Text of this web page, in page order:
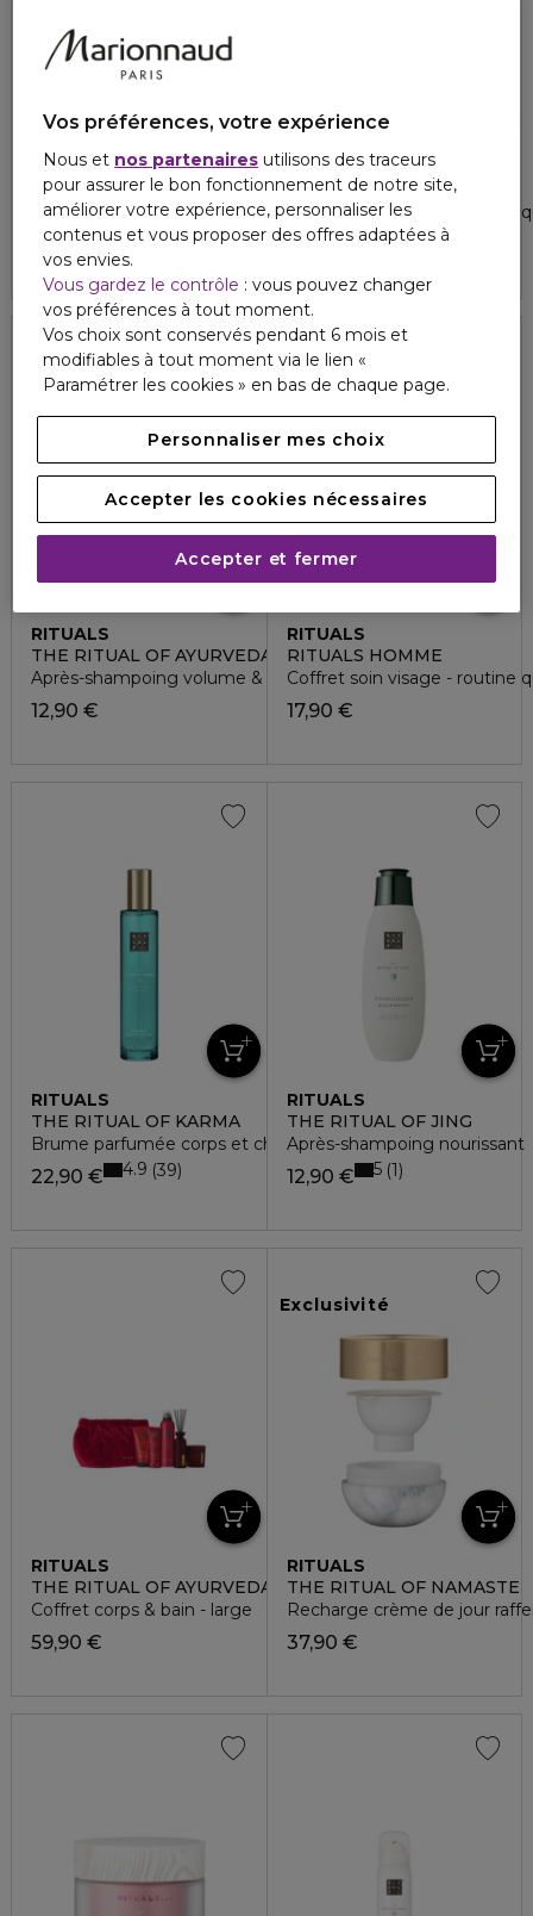
RITUALS
RITUALS HOMME
Coffret corps & bain
25,90 € 5 1
RITUALS
THE RITUAL OF NAMASTE
Coffret soin visage - routine
15,90 €
RITUALS
THE RITUAL OF AYURVEDA
Après-shampoing volume & nutrition
12,90 €
RITUALS
RITUALS HOMME
Coffret soin visage - routine
17,90 €
RITUALS
THE RITUAL OF KARMA
Brume parfumée corps et cheveux - lotus & thé blanc
22,90 € 4.9 39
RITUALS
THE RITUAL OF JING
Après-shampoing nourissant
12,90 € 5 1
RITUALS
THE RITUAL OF AYURVEDA
Coffret corps & bain - large
59,90 €
Exclusivité
RITUALS
THE RITUAL OF NAMASTE
Recharge crème de jour
37,90 €
Vos préférences, votre expérience
Nous et nos partenaires utilisons des traceurs
pour assurer le bon fonctionnement de notre site,
améliorer votre expérience, personnaliser les
contenus et vous proposer des offres adaptées à
vos envies.
Vous gardez le contrôle : vous pouvez changer
vos préférences à tout moment.
Vos choix sont conservés pendant 6 mois et
modifiables à tout moment via le lien «
Paramétrer les cookies » en bas de chaque page.
Personnaliser mes choix
Accepter les cookies nécessaires
Accepter et fermer